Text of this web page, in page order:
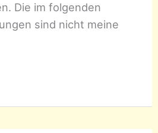
Die im folgenden
sind nicht meine